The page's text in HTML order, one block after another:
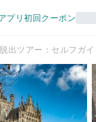
プリ初回クーポン